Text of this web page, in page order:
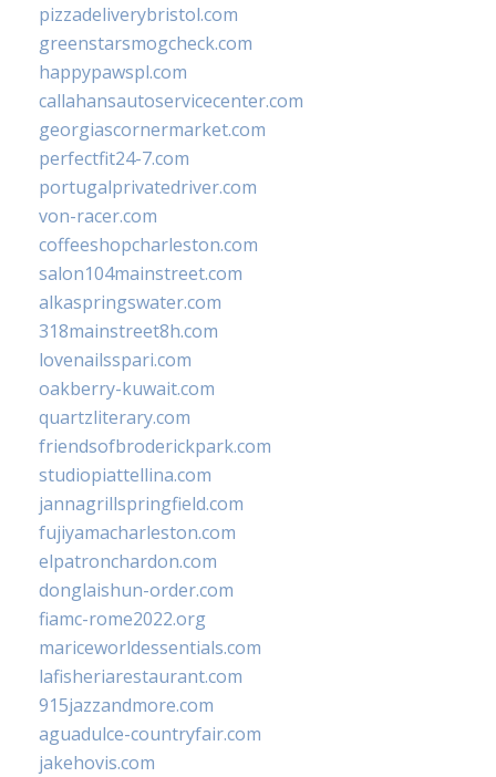
pizzadeliverybristol.com
greenstarsmogcheck.com
happypawspl.com
callahansautoservicecenter.com
georgiascornermarket.com
perfectfit24-7.com
portugalprivatedriver.com
von-racer.com
coffeeshopcharleston.com
salon104mainstreet.com
alkaspringswater.com
318mainstreet8h.com
lovenailsspari.com
oakberry-kuwait.com
quartzliterary.com
friendsofbroderickpark.com
studiopiattellina.com
jannagrillspringfield.com
fujiyamacharleston.com
elpatronchardon.com
donglaishun-order.com
fiamc-rome2022.org
mariceworldessentials.com
lafisheriarestaurant.com
915jazzandmore.com
aguadulce-countryfair.com
jakehovis.com